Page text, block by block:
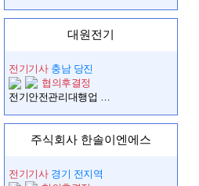
대원전기
전기기사 충남 당진
협의후결정
전기안전관리대행업 구인합니다
주식회사 한솔이엔에스
전기기사 경기 전지역